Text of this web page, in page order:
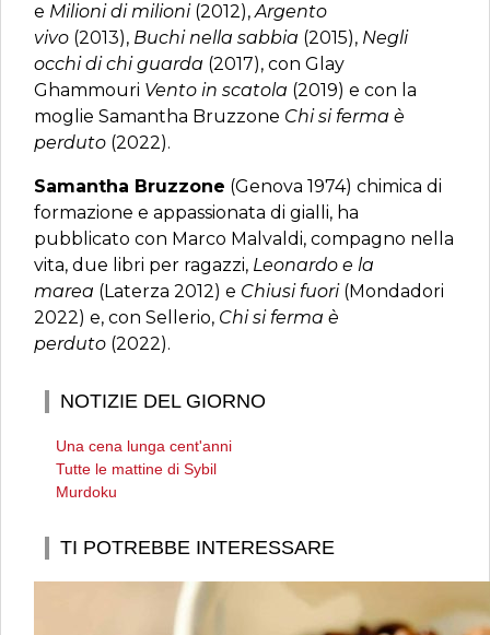
e Milioni di milioni (2012),Argento
vivo (2013), Buchi nella sabbia (2015), Negli
occhi di chi guarda (2017), con Glay
Ghammouri Vento in scatola (2019) e con la
moglie Samantha Bruzzone Chi si ferma è
perduto (2022).
Samantha Bruzzone (Genova 1974) chimica di
formazione e appassionata di gialli, ha
pubblicato con Marco Malvaldi, compagno nella
vita, due libri per ragazzi, Leonardo e la
marea (Laterza 2012) e Chiusi fuori(Mondadori
2022) e, con Sellerio, Chi si ferma è
perduto (2022).
NOTIZIE DEL GIORNO
Una cena lunga cent'anni
Tutte le mattine di Sybil
Murdoku
TI POTREBBE INTERESSARE